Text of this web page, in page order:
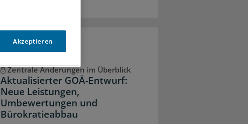
Zentrale Änderungen im Überblick
Aktualisierter GOÄ-Entwurf:
Neue Leistungen,
Umbewertungen und
Bürokratieabbau
Akzeptieren